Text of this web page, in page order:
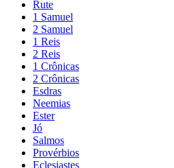
Rute
1 Samuel
2 Samuel
1 Reis
2 Reis
1 Crônicas
2 Crônicas
Esdras
Neemias
Ester
Jó
Salmos
Provérbios
Eclesiastes